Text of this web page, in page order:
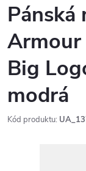
Pánská
Armour
Big
modrá
Kód produktu: